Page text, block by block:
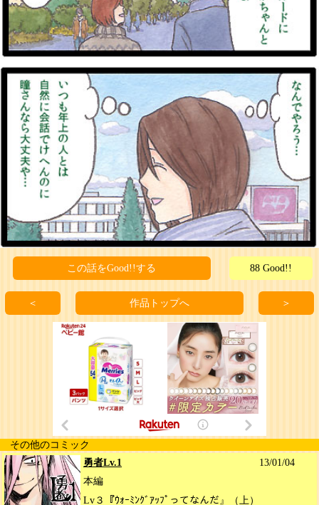
この話をGood!!する 88 Good!!
＜ 作品トップへ ＞
その他のコミック
勇者Lv.1
13/01/04
本編
Lv３『ｳｫｰﾐﾝｸﾞｱｯﾌﾟってなんだ』（上）